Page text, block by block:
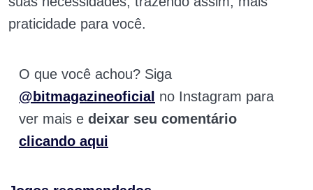
praticidade para você.
O que você achou? Siga
@bitmagazineoficial no Instagram para
ver mais e deixar seu comentário
clicando aqui